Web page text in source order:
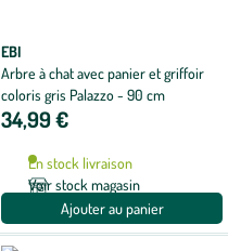
EBI
Arbre à chat avec panier et griffoir
coloris gris Palazzo - 90 cm
34,99 €
En stock livraison
Voir stock magasin
Ajouter au panier